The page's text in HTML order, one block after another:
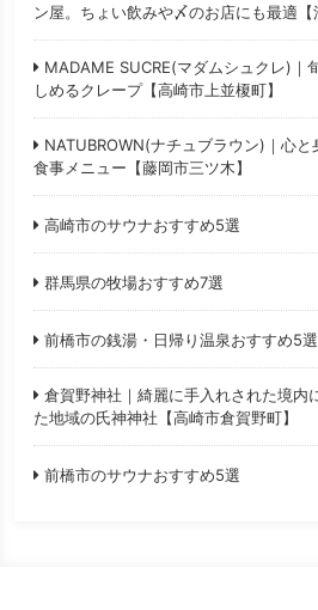
ン屋。ちょい飲みや〆のお店にも最適【
MADAME SUCRE(マダムシュクレ)｜
しめるクレープ【高崎市上並榎町】
NATUBROWN(ナチュブラウン)｜心と
食事メニュー【藤岡市三ツ木】
高崎市のサウナおすすめ5選
群馬県の牧場おすすめ7選
前橋市の銭湯・日帰り温泉おすすめ5選
倉賀野神社｜綺麗に手入れされた境内
た地域の氏神神社【高崎市倉賀野町】
前橋市のサウナおすすめ5選